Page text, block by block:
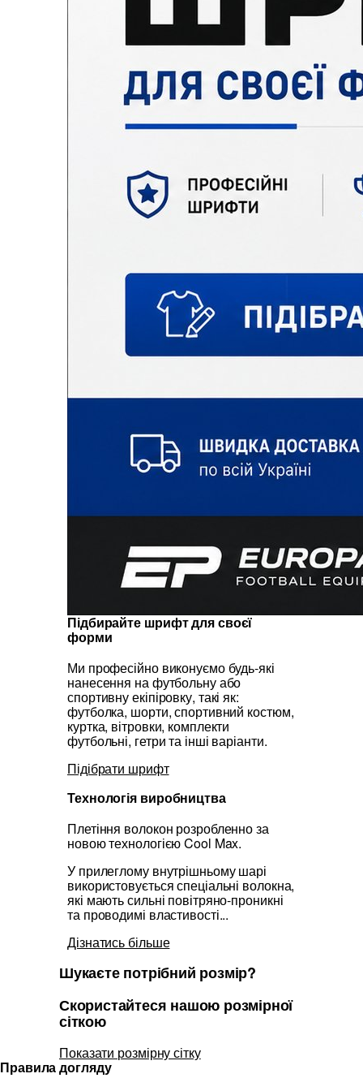
Підбирайте шрифт для своєї
форми
Ми професійно виконуємо будь-які
нанесення на футбольну або
спортивну екіпіровку, такі як:
футболка, шорти, спортивний костюм,
куртка, вітровки, комплекти
футбольні, гетри та інші варіанти.
Підібрати шрифт
Технологія виробництва
Плетіння волокон розробленно за
новою технологією Cool Max.
У прилеглому внутрішньому шарі
використовується спеціальні волокна,
які мають сильні повітряно-проникні
та проводимі властивості...
Дізнатись більше
Шукаєте потрібний розмір?
Скористайтеся нашою розмірної
сіткою
Показати розмірну сітку
Правила догляду